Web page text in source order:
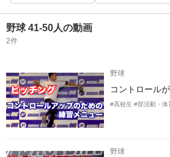
野球 41-50人の動画
2件
野球
コントロール
#高校生 #部活動・体
野球